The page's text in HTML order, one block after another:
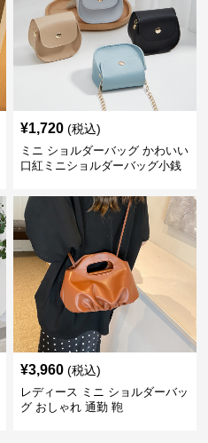
¥1,720 (税込)
ミニ ショルダーバッグ かわいい
口紅ミニショルダーバッグ小銭
¥3,960 (税込)
レディース ミニ ショルダーバッ
グ おしゃれ 通勤 鞄